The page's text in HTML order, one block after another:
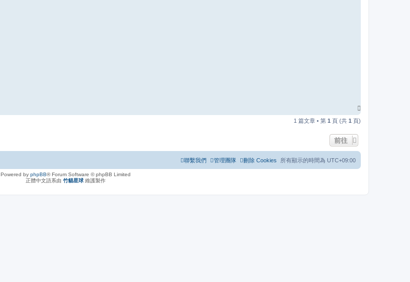
1 篇文章 • 第 1 頁 (共 1 頁)
前往
所有顯示的時間為 UTC+09:00
刪除 Cookies
管理團隊
聯繫我們
Powered by phpBB® Forum Software © phpBB Limited
正體中文語系由 竹貓星球 維護製作